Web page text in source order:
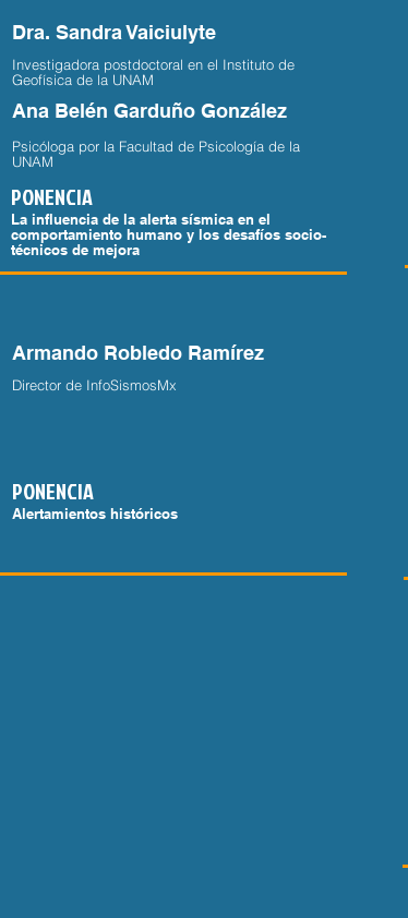
Dra. Sandra Vaiciulyte
Investigadora postdoctoral en el Instituto de
Geofísica de la UNAM
Ana Belén Garduño González
Psicóloga por la Facultad de Psicología de la
UNAM
PONENCIA
La influencia de la alerta sísmica en el
comportamiento humano y los desafíos socio-
técnicos de mejora
Armando Robledo Ramírez
Director de InfoSismosMx
PONENCIA
Alertamientos históricos